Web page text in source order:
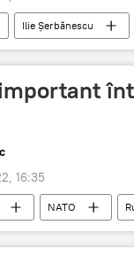
Ilie Șerbănescu
16:35
NATO